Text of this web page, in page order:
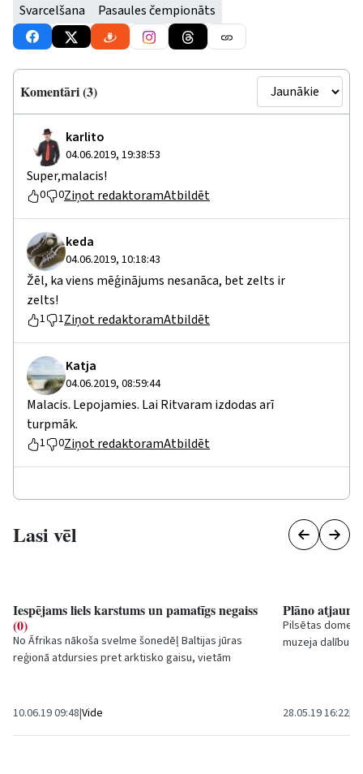
Svarcelšana Pasaules čempionāts
Komentāri (3)
karlito
04.06.2019, 19:38:53
Super,malacis!
0 0Ziņot redaktoramAtbildēt
keda
04.06.2019, 10:18:43
Žēl, ka viens mēģinājums nesanāca, bet zelts ir
zelts!
1 1Ziņot redaktoramAtbildēt
Katja
04.06.2019, 08:59:44
Malacis. Lepojamies. Lai Ritvaram izdodas arī
turpmāk.
1 0Ziņot redaktoramAtbildēt
Lasi vēl
Iespējams liels karstums un pamatīgs negaiss
(0)
No Āfrikas nākoša svelme šonedēļ Baltijas jūras
reģionā atdursies pret arktisko gaisu, vietām
10.06.19 09:48|Vide
Plāno
Pilsētas domes
muzeja dalību
28.05.19 16:22|